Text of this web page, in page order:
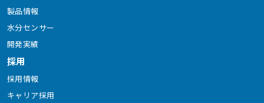
製品情報
水分センサー
開発実績
採用
採用情報
キャリア採用